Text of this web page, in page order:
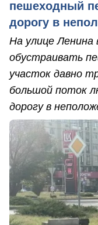
пешеходный
дорогу в
На улице Ленина
обустраивать
участок давно
большой поток
дорогу в